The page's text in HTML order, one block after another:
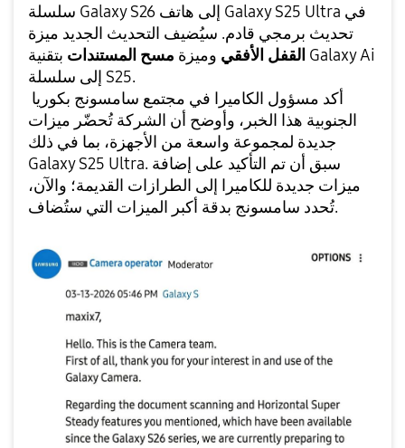
سلسلة Galaxy S26 إلى هاتف Galaxy S25 Ultra في
تحديث برمجي قادم. سيُضيف التحديث الجديد ميزة
القفل الأفقي وميزة مسح المستندات بتقنية Galaxy Ai
إلى سلسلة S25.
الجنوبية هذا الخبر، وأوضح أن الشركة تُحضّر ميزات
جديدة لمجموعة واسعة من الأجهزة، بما في ذلك
Galaxy S25 Ultra. سبق أن تم التأكيد على إضافة
ميزات جديدة للكاميرا إلى الطرازات القديمة؛ والآن،
تُحدد سامسونج بدقة أكبر الميزات التي ستُضاف.